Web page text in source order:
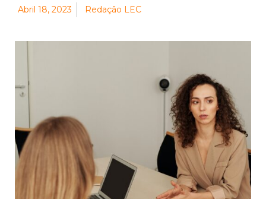
Abril 18, 2023 Redação LEC